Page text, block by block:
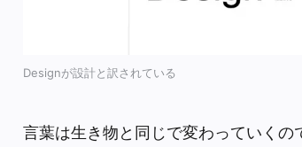
Designが設計と訳されている
言葉は生き物と同じで変わっていく